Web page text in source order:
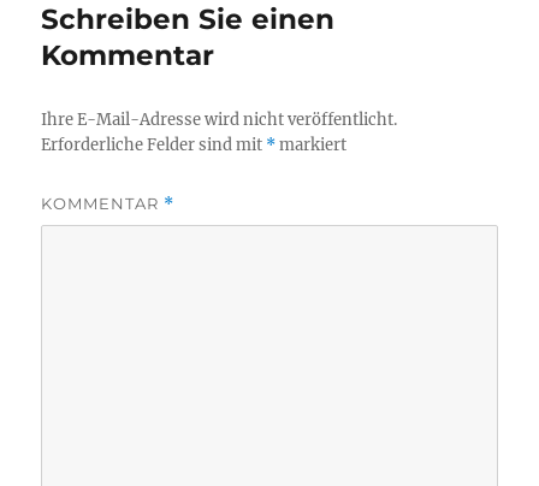
Schreiben Sie einen
Kommentar
Ihre E-Mail-Adresse wird nicht veröffentlicht.
Erforderliche Felder sind mit *markiert
KOMMENTAR *